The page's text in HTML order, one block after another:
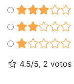
4.5/5, 2 votos